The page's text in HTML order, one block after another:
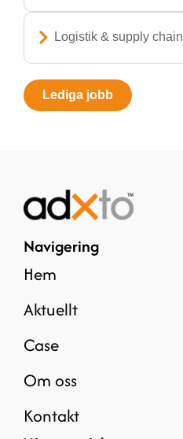
Logistik & supply chain
Lediga jobb
Navigering
Hem
Aktuellt
Case
Om oss
Kontakt